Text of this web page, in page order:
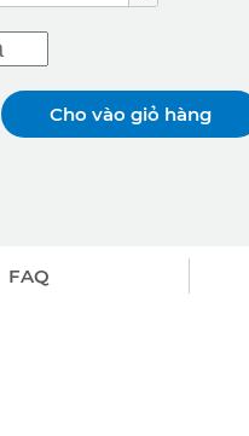
Cho vào giỏ hàng
FAQ